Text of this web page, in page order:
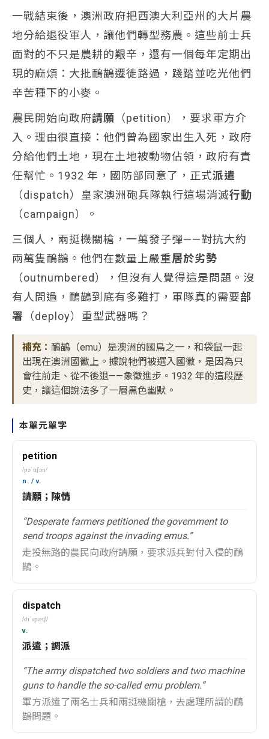
一戰結束後，澳洲政府把西澳大利亞州的大片農
地分給退役軍人，讓他們轉型務農。這些前士兵
面對的不只是農耕的艱辛，還有一個每年定期出
現的麻煩：大批鴯鶓遷徙路過，踐踏並吃光他們
辛苦種下的小麥。
農民開始向政府請願 （petition），要求軍方介
入。理由很直接：他們曾為國家出生入死，政府
分給他們土地，現在土地被動物佔領，政府有責
任幫忙。1932 年，國防部同意了，正式派遣
（dispatch）皇家澳洲砲兵隊執行這場消滅行動
（campaign）。
三個人，兩挺機關槍，一萬發子彈——對抗大約
兩萬隻鴯鶓。他們在數量上嚴重居於劣勢
（outnumbered），但沒有人覺得這是問題。沒
有人問過，鴯鶓到底有多難打，軍隊真的需要部
署 （deploy）重型武器嗎？
補充： 鴯鶓（emu）是澳洲的國鳥之一，和袋鼠一起
出現在澳洲國徽上。據說牠們被選入國徽，是因為只
會往前走、從不後退——象徵進步。1932 年的這段歷
史，讓這個說法多了一層黑色幽默。
本單元單字
petition
/pəˈtɪʃən/
n. / v.
請願；陳情
“Desperate farmers petitioned the government to
send troops against the invading emus.”
走投無路的農民向政府請願，要求派兵對付入侵的鴯
鶓。
dispatch
/dɪˈspætʃ/
v.
派遣；調派
“The army dispatched two soldiers and two machine
guns to handle the so-called emu problem.”
軍方派遣了兩名士兵和兩挺機關槍，去處理所謂的鴯
鶓問題。